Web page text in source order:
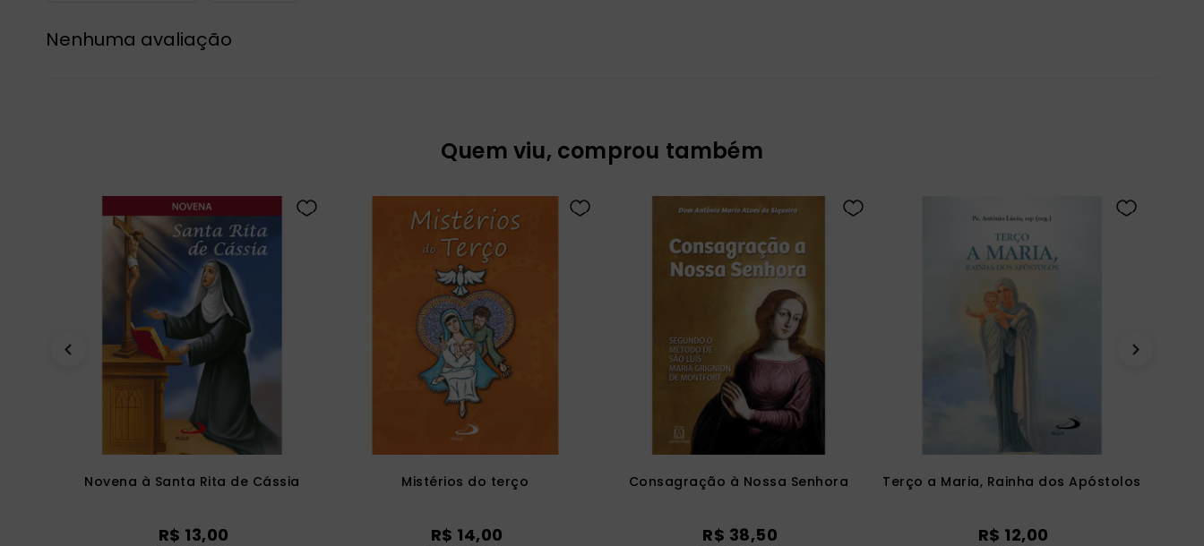
Nenhuma avaliação
Quem viu, comprou também
Novena à Santa Rita de Cássia
R$ 13,00
Mistérios do terço
R$ 14,00
Consagração à Nossa Senhora
R$ 38,50
Terço a Maria, Rainha dos Apóstolos
R$ 12,00